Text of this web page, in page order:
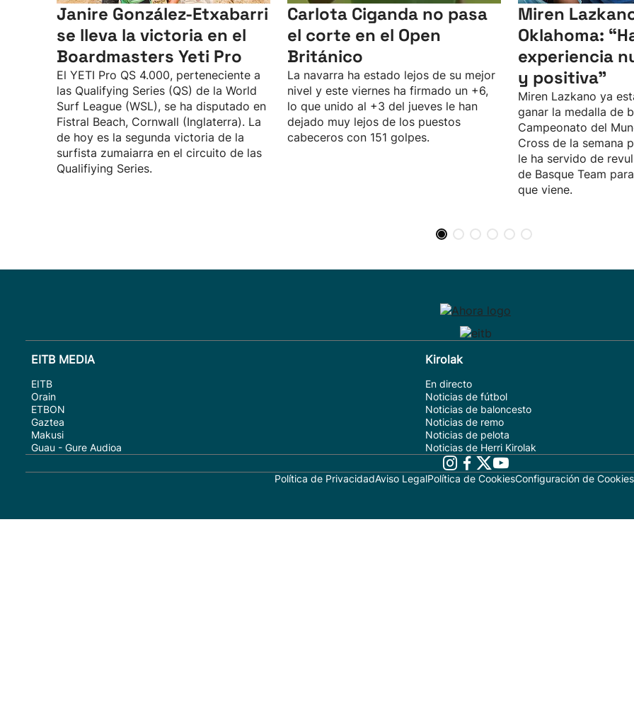
Janire González-Etxabarri
se lleva la victoria en el
Boardmasters Yeti Pro
El YETI Pro QS 4.000, perteneciente a
las Qualifying Series (QS) de la World
Surf League (WSL), se ha disputado en
Fistral Beach, Cornwall (Inglaterra). La
de hoy es la segunda victoria de la
surfista zumaiarra en el circuito de las
Qualifiying Series.
Carlota Ciganda no pasa
el corte en el Open
Británico
La navarra ha estado lejos de su mejor
nivel y este viernes ha firmado un +6,
lo que unido al +3 del jueves le han
dejado muy lejos de los puestos
cabeceros con 151 golpes.
Miren
Oklahoma:
experiencia
y positiva"
Miren Lazkano ya
ganar la medalla de
Campeonato del
Cross de la semana
le ha servido de
de Basque Team
que viene.
EITB MEDIA
EITB
Orain
ETBON
Gaztea
Makusi
Guau - Gure Audioa
Kirolak
En directo
Noticias de fútbol
Noticias de baloncesto
Noticias de remo
Noticias de pelota
Noticias de Herri Kirolak
Política de PrivacidadAviso LegalPolítica de CookiesConfiguración de Cookies